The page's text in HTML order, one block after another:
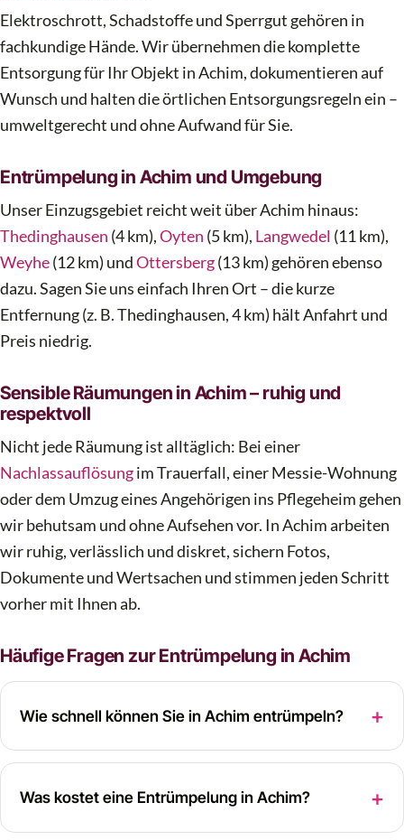
Elektroschrott, Schadstoffe und Sperrgut gehören in
fachkundige Hände. Wir übernehmen die komplette
Entsorgung für Ihr Objekt in Achim, dokumentieren auf
Wunsch und halten die örtlichen Entsorgungsregeln ein –
umweltgerecht und ohne Aufwand für Sie.
Entrümpelung in Achim und Umgebung
Unser Einzugsgebiet reicht weit über Achim hinaus:
Thedinghausen (4 km),Oyten (5 km), Langwedel (11 km),
Weyhe(12 km) undOttersberg(13 km) gehören ebenso
dazu. Sagen Sie uns einfach Ihren Ort – die kurze
Entfernung (z. B. Thedinghausen, 4 km) hält Anfahrt und
Preis niedrig.
Sensible Räumungen in Achim – ruhig und
respektvoll
Nicht jede Räumung ist alltäglich: Bei einer
Nachlassauflösungim Trauerfall, einer Messie-Wohnung
oder dem Umzug eines Angehörigen ins Pflegeheim gehen
wir behutsam und ohne Aufsehen vor. In Achim arbeiten
wir ruhig, verlässlich und diskret, sichern Fotos,
Dokumente und Wertsachen und stimmen jeden Schritt
vorher mit Ihnen ab.
Häufige Fragen zur Entrümpelung in Achim
Wie schnell können Sie in Achim entrümpeln?
Was kostet eine Entrümpelung in Achim?